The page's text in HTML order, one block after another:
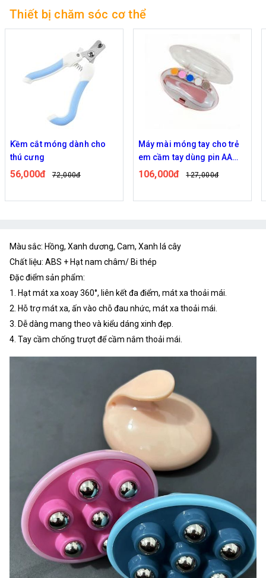
Thiết bị chăm sóc cơ thể
Máy mài móng tay cho trẻ
em cầm tay dùng pin AA
tiện lợi
106,000đ 127,000đ
Dụng cụ cạo lông mày có
hộp hình tai thỏ
55,000đ 70,000đ
Màu sắc: Hồng, Xanh dương, Cam, Xanh lá cây
Chất liệu: ABS + Hạt nam châm/ Bi thép
Đặc điểm sản phẩm:
1. Hạt mát xa xoay 360°, liên kết đa điểm, mát xa thoải mái.
2. Hỗ trợ mát xa, ấn vào chỗ đau nhức, mát xa thoải mái.
3. Dễ dàng mang theo và kiểu dáng xinh đẹp.
4. Tay cầm chống trượt để cầm nắm thoải mái.